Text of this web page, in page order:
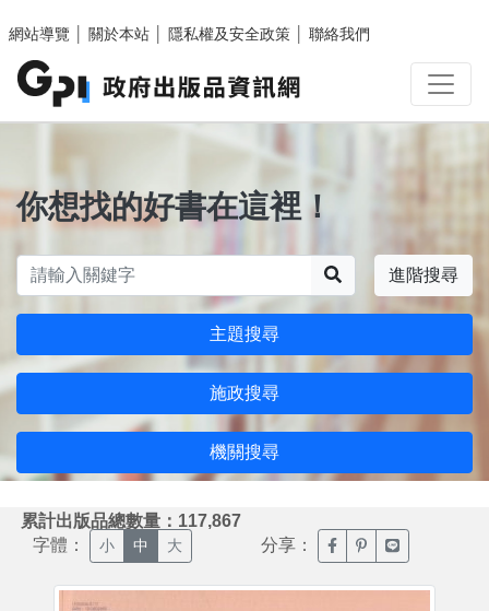
網站導覽
關於本站 隱私權及安全政策 聯絡我們
你想找的好書在這裡！
進階搜尋
主題搜尋
施政搜尋
機關搜尋
累計出版品總數量：117,867
字體： 小 中 大 分享： 臉書分享(另開新視窗)
噗浪分享(另開新
Line分享(另